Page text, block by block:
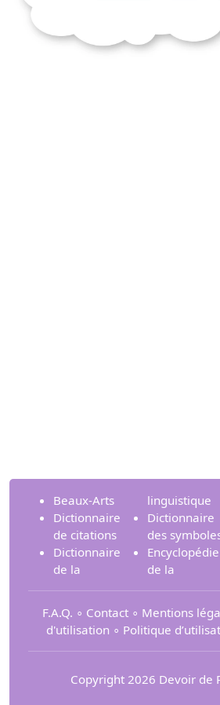
adopter vis
Beaux-Arts
Dictionnaire
de citations
Dictionnaire
de la
linguistique
Dictionnaire
des
Encyclopédie
de la
F.A.Q. ∘ Contact ∘ Mentions
d'utilisation ∘ Politique
Copyright 2026 Devoir de